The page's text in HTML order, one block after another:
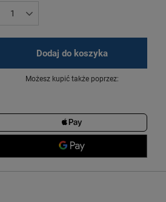
Dodaj do koszyka
Możesz kupić także poprzez: